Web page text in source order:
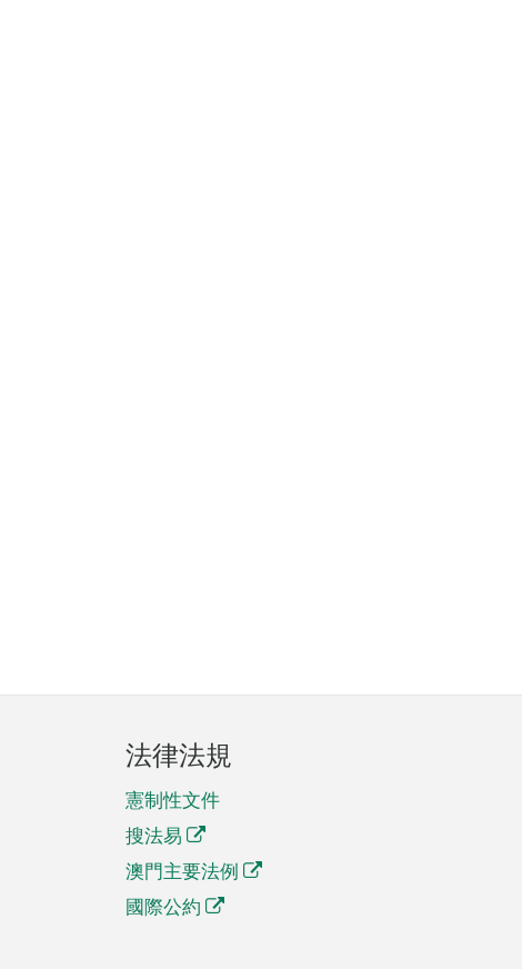
法律法規
憲制性文件
搜法易
澳門主要法例
國際公約